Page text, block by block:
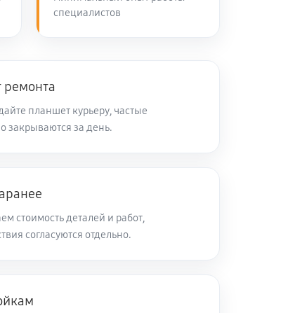
специалистов
ремонта
планшет курьеру, частые
закрываются за день.
стоимость деталей и работ,
согласуются отдельно.